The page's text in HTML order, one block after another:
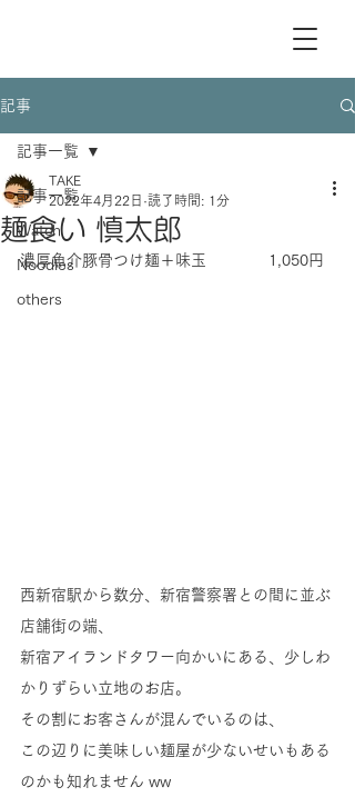
記事
記事一覧
Watch
Noodles
others
記事一覧
麺食い 慎太郎
TAKE
2022年4月22日 読了時間: 1分
濃厚魚介豚骨つけ麺＋味玉　　　　1,050円
西新宿駅から数分、新宿警察署との間に並ぶ
店舗街の端、
新宿アイランドタワー向かいにある、少しわ
かりずらい立地のお店。
その割にお客さんが混んでいるのは、
この辺りに美味しい麺屋が少ないせいもある
のかも知れません ww